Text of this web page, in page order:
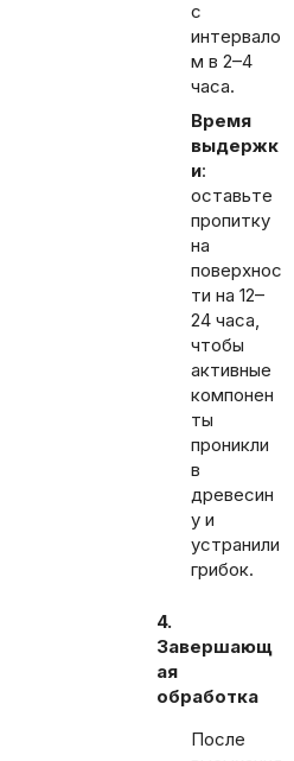
с
интервало
м в 2–4
часа.
Время
выдержк
и:
оставьте
пропитку
на
поверхнос
ти на 12–
24 часа,
чтобы
активные
компонен
ты
проникли
в
древесин
у и
устранили
грибок.
4.
Завершающ
ая
обработка
После